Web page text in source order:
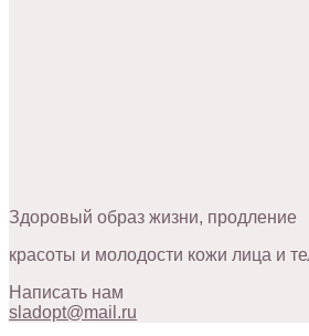
Здоровый образ жизни, продление
красоты и молодости кожи лица и
Написать нам
sladopt@mail.ru